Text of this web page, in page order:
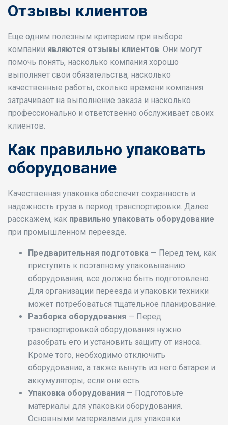
Отзывы клиентов
Еще одним полезным критерием при выборе
компании являются отзывы клиентов. Они могут
помочь понять, насколько компания хорошо
выполняет свои обязательства, насколько
качественные работы, сколько времени компания
затрачивает на выполнение заказа и насколько
профессионально и ответственно обслуживает своих
клиентов.
Как правильно упаковать
оборудование
Качественная упаковка обеспечит сохранность и
надежность груза в период транспортировки. Далее
расскажем, как правильно упаковать оборудование
при промышленном переезде.
Предварительная подготовка — Перед тем, как
приступить к поэтапному упаковыванию
оборудования, все должно быть подготовлено.
Для организации переезда и упаковки техники
может потребоваться тщательное планирование.
Разборка оборудования — Перед
транспортировкой оборудования нужно
разобрать его и установить защиту от износа.
Кроме того, необходимо отключить
оборудование, а также вынуть из него батареи и
аккумуляторы, если они есть.
Упаковка оборудования — Подготовьте
материалы для упаковки оборудования.
Основными материалами для упаковки